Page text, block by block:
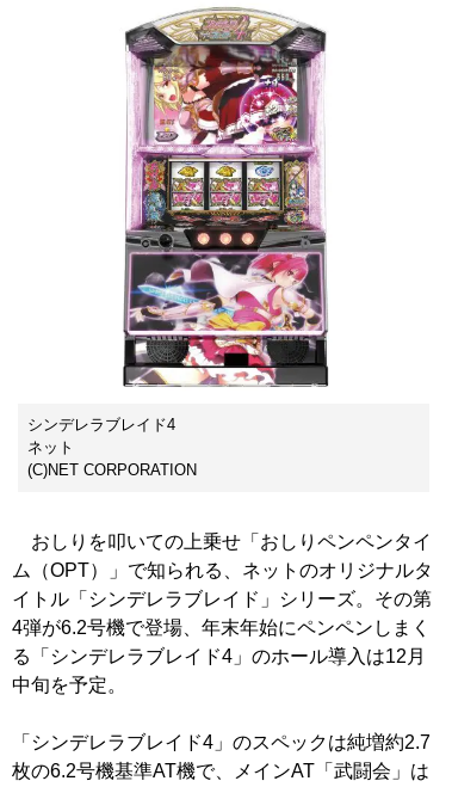
シンデレラブレイド4
ネット
(C)NET CORPORATION
おしりを叩いての上乗せ「おしりペンペンタイ
ム（OPT）」で知られる、ネットのオリジナルタ
イトル「シンデレラブレイド」シリーズ。その第
4弾が6.2号機で登場、年末年始にペンペンしまく
る「シンデレラブレイド4」のホール導入は12月
中旬を予定。
「シンデレラブレイド4」のスペックは純増約2.7
枚の6.2号機基準AT機で、メインAT「武闘会」は